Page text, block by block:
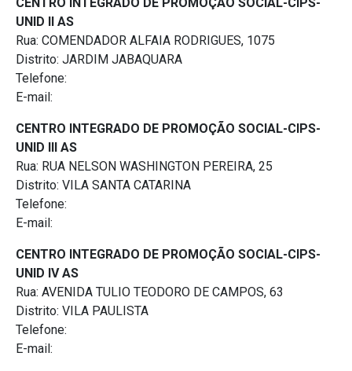
UNID II AS
Rua: COMENDADOR ALFAIA RODRIGUES, 1075
Distrito: JARDIM JABAQUARA
Telefone:
E-mail:
CENTRO INTEGRADO DE PROMOÇÃO SOCIAL-CIPS-
UNID III AS
Rua: RUA NELSON WASHINGTON PEREIRA, 25
Distrito: VILA SANTA CATARINA
Telefone:
E-mail:
CENTRO INTEGRADO DE PROMOÇÃO SOCIAL-CIPS-
UNID IV AS
Rua: AVENIDA TULIO TEODORO DE CAMPOS, 63
Distrito: VILA PAULISTA
Telefone:
E-mail: